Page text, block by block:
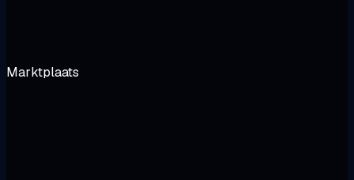
Marktplaats